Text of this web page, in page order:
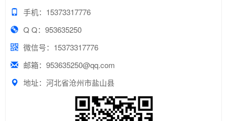
手机：15373317776
Q Q：953635250
微信号：15373317776
邮箱：953635250@qq.com
地址：河北省沧州市盐山县